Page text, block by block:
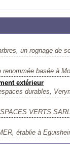
un rognage de
basée à
extérieur
durables,
VERTS
établie à